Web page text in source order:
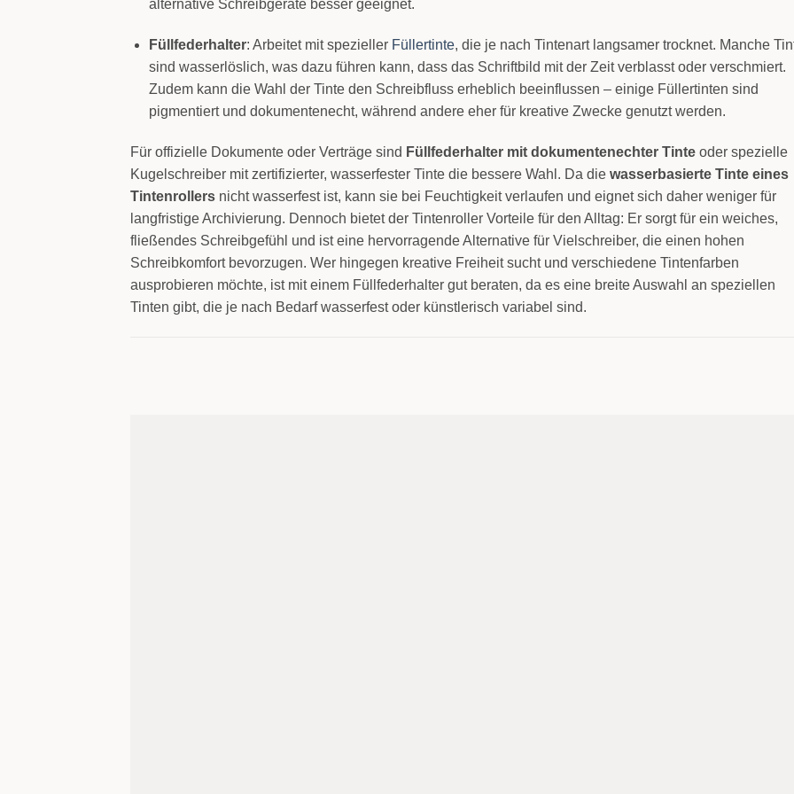
alternative Schreibgeräte besser geeignet.
Füllfederhalter: Arbeitet mit spezieller Füllertinte, die je nach Tintenart langsamer trocknet. Manche
sind wasserlöslich, was dazu führen kann, dass das Schriftbild mit der Zeit verblasst oder verschmiert.
Zudem kann die Wahl der Tinte den Schreibfluss erheblich beeinflussen – einige Füllertinten sind
pigmentiert und dokumentenecht, während andere eher für kreative Zwecke genutzt werden.
Für offizielle Dokumente oder Verträge sind Füllfederhalter mit dokumentenechter Tinte oder spezielle
Kugelschreiber mit zertifizierter, wasserfester Tinte die bessere Wahl. Da die wasserbasierte Tinte eines
Tintenrollers nicht wasserfest ist, kann sie bei Feuchtigkeit verlaufen und eignet sich daher weniger für
langfristige Archivierung. Dennoch bietet der Tintenroller Vorteile für den Alltag: Er sorgt für ein weiches,
fließendes Schreibgefühl und ist eine hervorragende Alternative für Vielschreiber, die einen hohen
Schreibkomfort bevorzugen. Wer hingegen kreative Freiheit sucht und verschiedene Tintenfarben
ausprobieren möchte, ist mit einem Füllfederhalter gut beraten, da es eine breite Auswahl an speziellen
Tinten gibt, die je nach Bedarf wasserfest oder künstlerisch variabel sind.